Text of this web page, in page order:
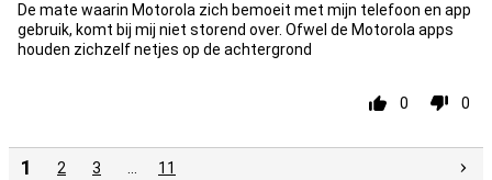
De mate waarin Motorola zich bemoeit met mijn telefoon en app
gebruik, komt bij mij niet storend over. Ofwel de Motorola apps
houden zichzelf netjes op de achtergrond
0 0
1 2 3 11